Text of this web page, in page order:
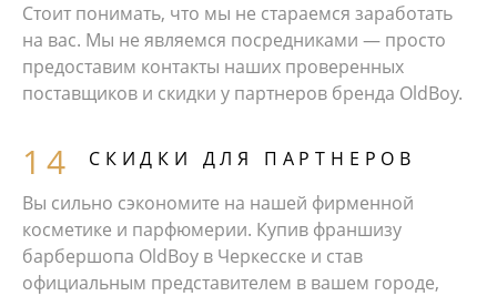
Стоит понимать, что мы не стараемся заработать
на вас. Мы не являемся посредниками — просто
предоставим контакты наших проверенных
поставщиков и скидки у партнеров бренда OldBoy.
СКИДКИ ДЛЯ ПАРТНЕРОВ
Вы сильно сэкономите на нашей фирменной
косметике и парфюмерии. Купив франшизу
барбершопа OldBoy в Черкесске и став
официальным представителем в вашем городе,